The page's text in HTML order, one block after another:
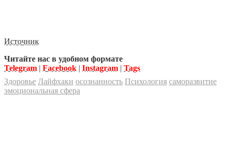
Источник
Читайте нас в удобном формате
Telegram | Facebook | Instagram | Tags
Здоровье Лайфхаки осознанность Психология саморазвитие
эмоциональная сфера